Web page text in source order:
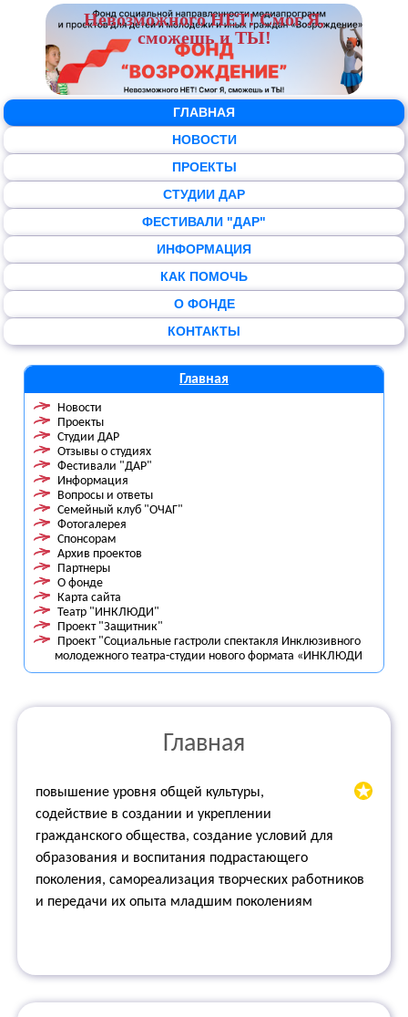
Невозможного НЕТ! Смог Я,
сможешь и ТЫ!
ГЛАВНАЯ
НОВОСТИ
ПРОЕКТЫ
СТУДИИ ДАР
ФЕСТИВАЛИ "ДАР"
ИНФОРМАЦИЯ
КАК ПОМОЧЬ
О ФОНДЕ
КОНТАКТЫ
Главная
Новости
Проекты
Студии ДАР
Отзывы о студиях
Фестивали "ДАР"
Информация
Вопросы и ответы
Семейный клуб "ОЧАГ"
Фотогалерея
Спонсорам
Архив проектов
Партнеры
О фонде
Карта сайта
Театр "ИНКЛЮДИ"
Проект "Защитник"
Проект "Социальные гастроли спектакля Инклюзивного
молодежного театра-студии нового формата «ИНКЛЮДИ
Главная
повышение уровня общей культуры,
содействие в создании и укреплении
гражданского общества, создание условий для
образования и воспитания подрастающего
поколения, самореализация творческих работников
и передачи их опыта младшим поколениям